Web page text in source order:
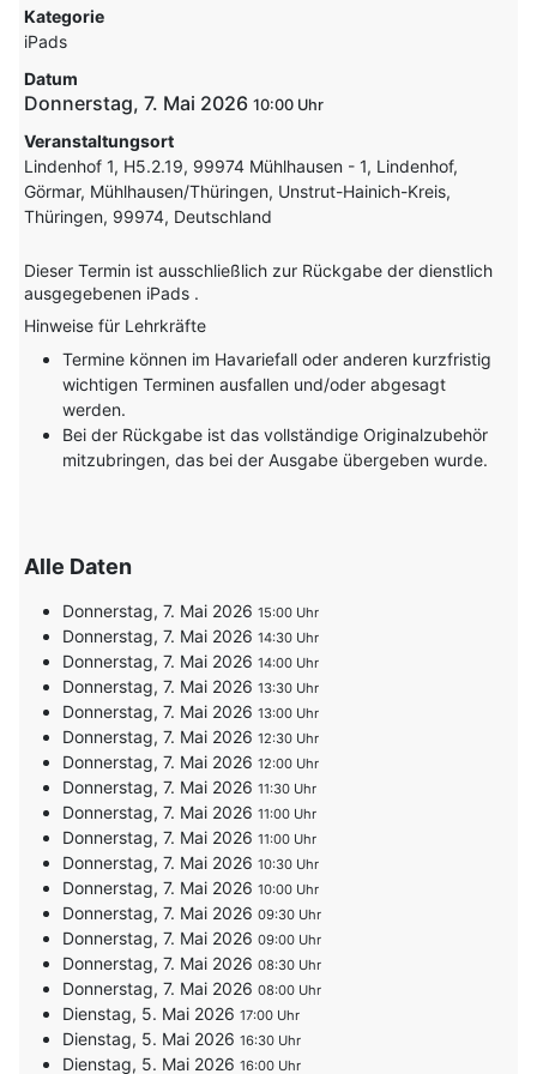
Kategorie
iPads
Datum
Donnerstag, 7. Mai 2026 10:00
Veranstaltungsort
Lindenhof 1, H5.2.19, 99974 Mühlhausen - 1, Lindenhof,
Görmar, Mühlhausen/Thüringen, Unstrut-Hainich-Kreis,
Thüringen, 99974, Deutschland
Dieser Termin ist ausschließlich zur Rückgabe der dienstlich
ausgegebenen iPads .
Hinweise für Lehrkräfte
Termine können im Havariefall oder anderen kurzfristig
wichtigen Terminen ausfallen und/oder abgesagt
werden.
Bei der Rückgabe ist das vollständige Originalzubehör
mitzubringen, das bei der Ausgabe übergeben wurde.
Alle Daten
Donnerstag, 7. Mai 202615:00
Donnerstag, 7. Mai 202614:30
Donnerstag, 7. Mai 202614:00
Donnerstag, 7. Mai 202613:30
Donnerstag, 7. Mai 202613:00
Donnerstag, 7. Mai 202612:30
Donnerstag, 7. Mai 202612:00
Donnerstag, 7. Mai 202611:30
Donnerstag, 7. Mai 202611:00
Donnerstag, 7. Mai 202611:00
Donnerstag, 7. Mai 202610:30
Donnerstag, 7. Mai 202610:00
Donnerstag, 7. Mai 202609:30
Donnerstag, 7. Mai 202609:00
Donnerstag, 7. Mai 202608:30
Donnerstag, 7. Mai 202608:00
Dienstag, 5. Mai 202617:00
Dienstag, 5. Mai 202616:30
Dienstag, 5. Mai 202616:00